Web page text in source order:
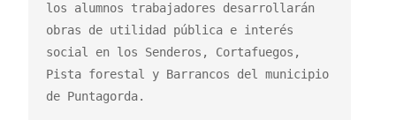
los alumnos trabajadores desarrollarán
obras de utilidad pública e interés
social en los Senderos, Cortafuegos,
Pista forestal y Barrancos del municipio
de Puntagorda.